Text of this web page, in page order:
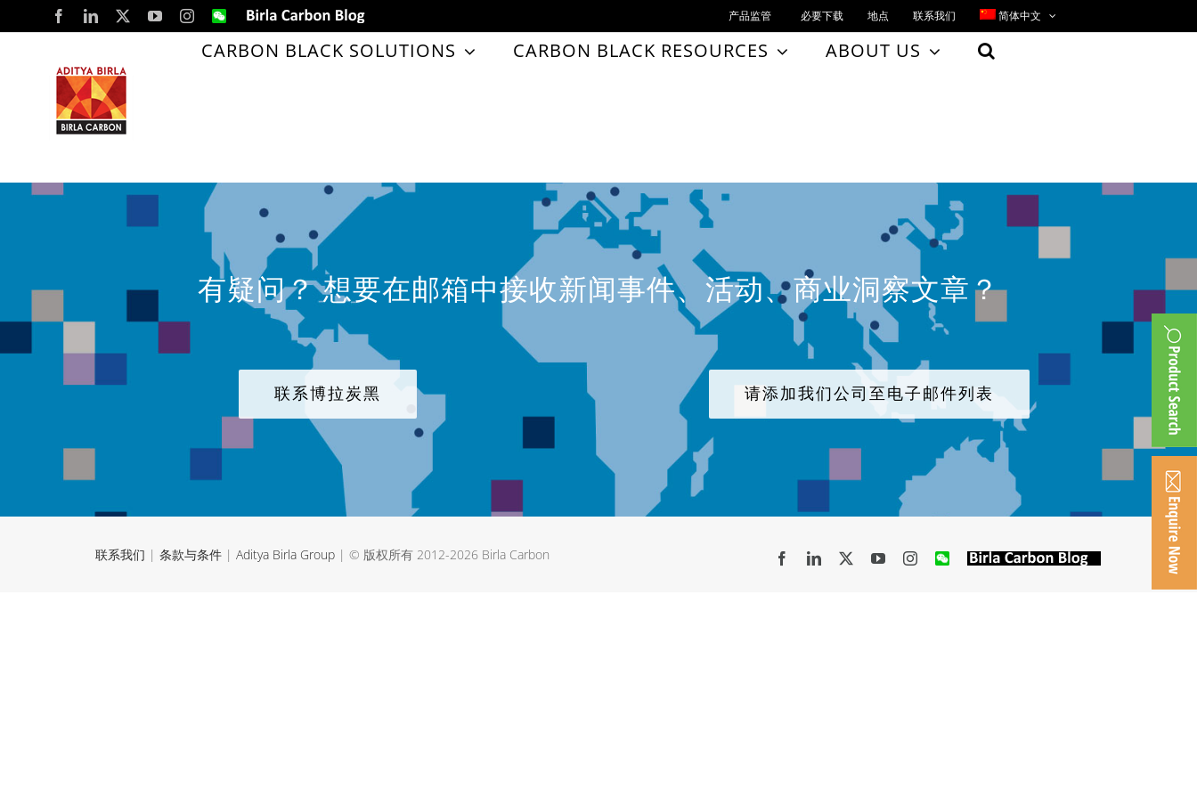
to
content
FacebookLinkedIn YouTubeInstagram
WeChatBirla
Carbon
Blog
产品监管 必要下载 地点 联系我们 简体中文
CARBON BLACK SOLUTIONS CARBON BLACK RESOURCES ABOUT US
有疑问？ 想要在邮箱中接收新闻事件、活动、商业洞察文章？
联系博拉炭黑 请添加我们公司至电子邮件列表
联系我们 |条款与条件 |Aditya Birla Group | © 版权所有 2012-2026 Birla Carbon FacebookLinkedIn YouTubeInstagram
WeChatBirla